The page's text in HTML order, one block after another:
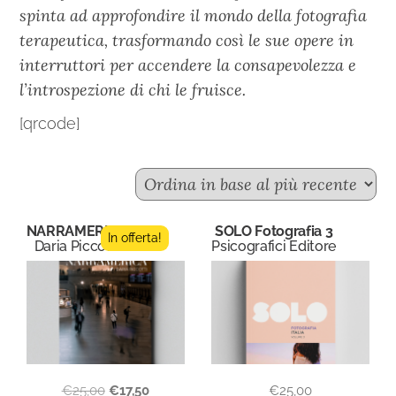
spinta ad approfondire il mondo della fotografia
terapeutica, trasformando così le sue opere in
interruttori per accendere la consapevolezza e
l’introspezione di chi le fruisce.
[qrcode]
NARRAMERICA
Daria PiccottiIn offerta!
€25,00 €17,50
SOLO Fotografia 3
Psicografici Editore
€25,00